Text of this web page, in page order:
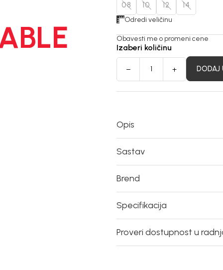
08 10 12 14
Odredi veličinu
Obavesti me o promeni cene
Izaberi količinu
DODAJ
Opis
Sastav
Brend
Specifikacija
Proveri dostupnost u